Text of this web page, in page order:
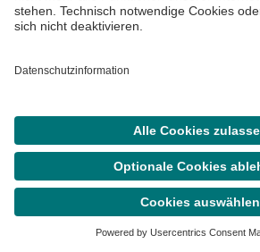
Menü
SucheTermin
20099 Hamburg
(0 40) 18 18-85 0
Nachricht schreiben
Route planen